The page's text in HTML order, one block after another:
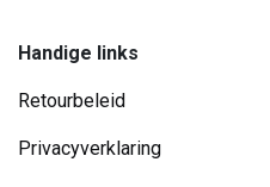
Handige links
Retourbeleid
Privacyverklaring